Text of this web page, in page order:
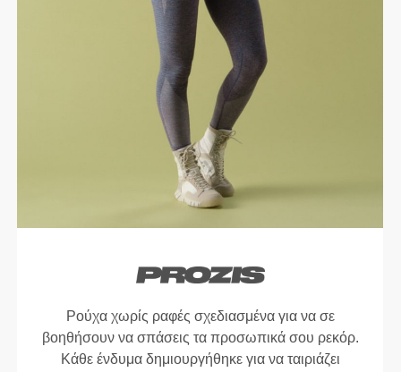
Ρούχα χωρίς ραφές σχεδιασμένα για να σε
βοηθήσουν να σπάσεις τα προσωπικά σου ρεκόρ.
Κάθε ένδυμα δημιουργήθηκε για να ταιριάζει